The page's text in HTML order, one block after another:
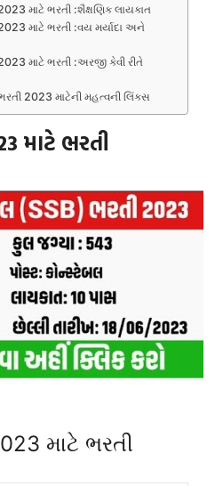
માટે ભરતી :શૈક્ષણિક લાયકાત
માટે ભરતી :વય મર્યાદા અને
માટે ભરતી :અરજી કેવી રીતે
2023 માટેની મહત્વની લિંક્સ
માટે ભરતી
માટે ભરતી